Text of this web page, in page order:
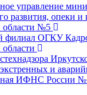
управление
развития, опеки и
области №5
филиал ОГКУ
и
ИФНС России №